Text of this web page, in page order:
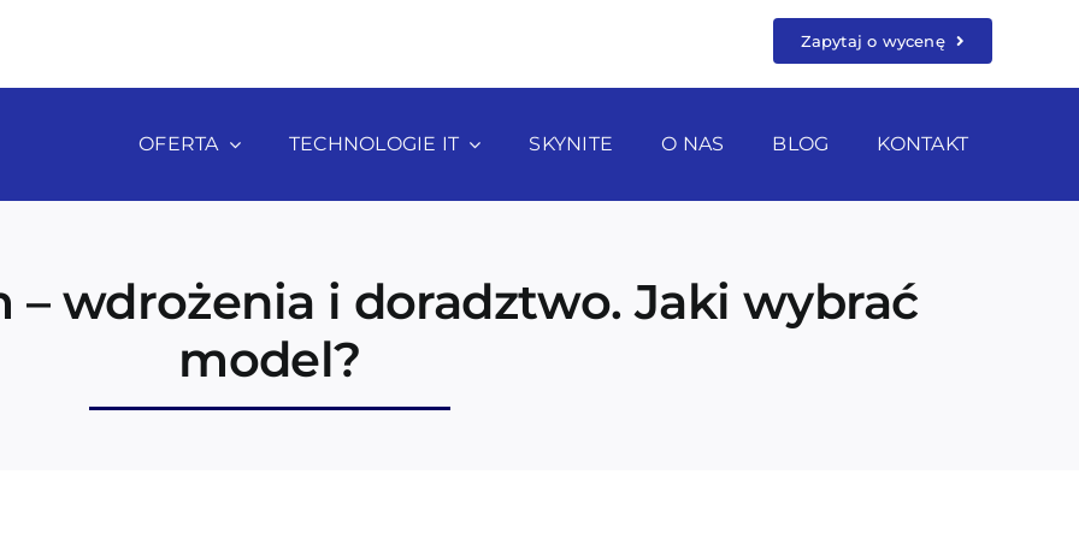
Zapytaj o wycenę
OFERTA TECHNOLOGIE IT SKYNITE O NAS BLOG KONTAKT
– wdrożenia i doradztwo. Jaki wybrać
model?